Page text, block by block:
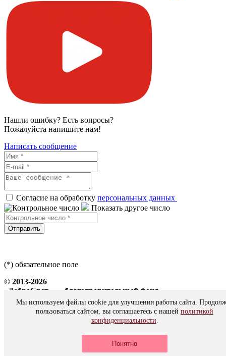
Нашли ошибку? Есть вопросы?
Пожалуйста напишите нам!
Написать сообщение
Согласие на обработку персональных данных
Показать другое число
Отправить
(*) обязательное поле
© 2013-2026
«ДоброСвет» — благотворительный фонд
Все права защищены
Политика персональных данных
АРТАТОМ
Мы используем файлы cookie для улучшения работы сайта.
пользоваться сайтом, вы соглашаетесь с нашей политикой
конфиденциальности.
Понятно